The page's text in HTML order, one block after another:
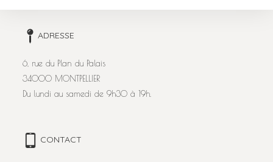
ADRESSE
6, rue du Plan du Palais
34000 MONTPELLIER
Du lundi au samedi de 9h30 à 19h.
CONTACT